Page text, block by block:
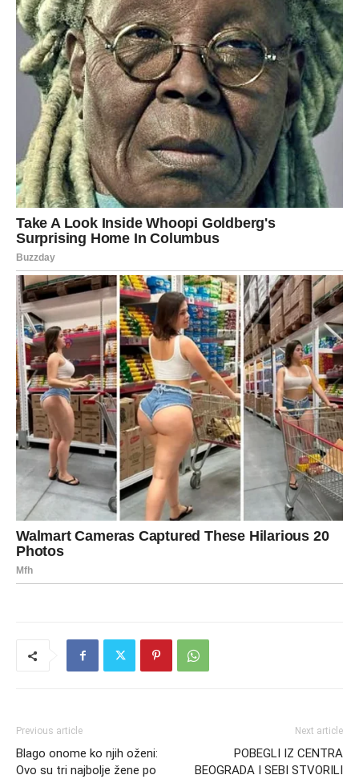
Previous article
Blago onome ko njih oženi:
Ovo su tri najbolje žene po
Next article
POBEGLI IZ CENTRA
BEOGRADA I SEBI STVORILI